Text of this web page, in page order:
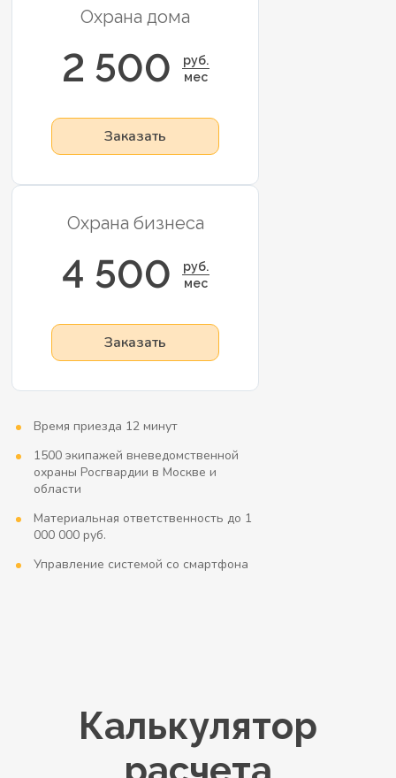
Охрана дома
2 500
руб.
мес
Заказать
Охрана бизнеса
4 500
руб.
мес
Заказать
Время приезда 12 минут
1500 экипажей вневедомственной
охраны Росгвардии в Москве и
области
Материальная ответственность до 1
000 000 руб.
Управление системой со смартфона
Калькулятор